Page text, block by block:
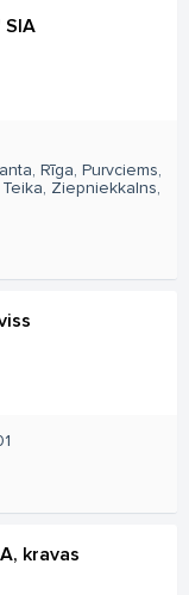
Rīga, Purvciems,
Ziepniekkalns,
kravas